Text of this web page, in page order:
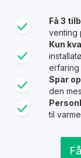
Få 3
venting
Kun
erfaring
Spar
den
til